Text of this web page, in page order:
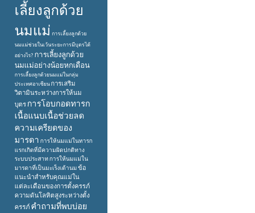
เลี้ยงลูกด้วย
นมแม่ การเลี้ยงลูกด้วย
นมแม่ช่วยในเว้นระยะการมีบุตรได้
อย่างไร? การเลี้ยงลูกด้วย
นมแม่อย่างน้อยหกเดือน
การเลี้ยงลูกด้วยนมแม่ในกลุ่ม
ประเทศอาเซียน การเสริม
วิตามินระหว่างการให้นม
บุตรการโอบกอดทารก
เนื้อแนบเนื้อช่วยลด
ความเครียดของ
มารดา การให้นมแม่ในทารก
แรกเกิดที่มีความผิดปกติทาง
ระบบประสาท การให้นมแม่ใน
มารดาที่เป็นมะเร็งเต้านม ข้อ
แนะนำสำหรับคุณแม่ใน
แต่ละเดือนของการตั้งครรภ์
ความดันโลหิตสูงระหว่างตั้ง
ครรภ์ คำถามที่พบบ่อย